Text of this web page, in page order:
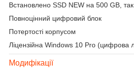
Встановлено SSD NEW на 500 GB,
Повноцінний цифровий блок
Потертості корпусом
Ліцензійна Windows 10 Pro (цифрова
Модифікації